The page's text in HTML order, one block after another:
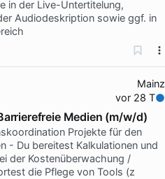
in der Live-Untertitelung,
Audiodeskription sowie ggf. in
Mainz
vor 28 T
Medien (m/w/d)
Projekte für den
- Du bereitest Kalkulationen und
der Kostenüberwachung /
die Pflege von Tools (z